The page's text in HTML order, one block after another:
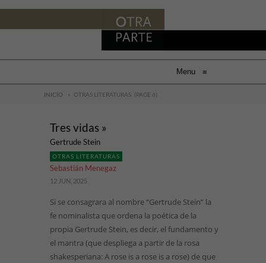
Menu ≡
INICIO » OTRAS LITERATURAS (PAGE 6)
Tres vidas »
Gertrude Stein
OTRAS LITERATURAS
Sebastián Menegaz
12 JUN, 2025
Si se consagrara al nombre “Gertrude Stein” la
fe nominalista que ordena la poética de la
propia Gertrude Stein, es decir, el fundamento y
el mantra (que despliega a partir de la rosa
shakesperiana: A rose is a rose is a rose) de que